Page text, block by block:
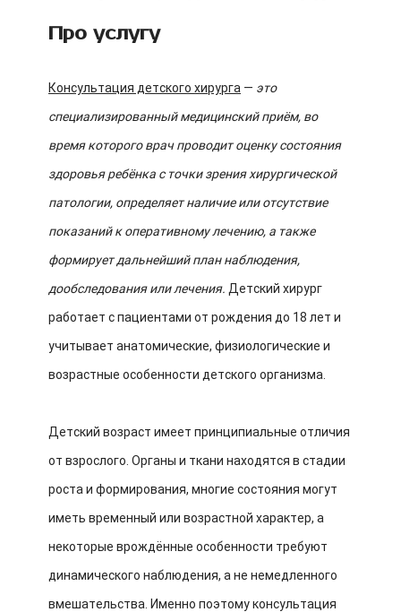
Про услугу
Консультация детского хирурга — это
специализированный медицинский приём, во
время которого врач проводит оценку состояния
здоровья ребёнка с точки зрения хирургической
патологии, определяет наличие или отсутствие
показаний к оперативному лечению, а также
формирует дальнейший план наблюдения,
дообследования или лечения. Детский хирург
работает с пациентами от рождения до 18 лет и
учитывает анатомические, физиологические и
возрастные особенности детского организма.
Детский возраст имеет принципиальные отличия
от взрослого. Органы и ткани находятся в стадии
роста и формирования, многие состояния могут
иметь временный или возрастной характер, а
некоторые врождённые особенности требуют
динамического наблюдения, а не немедленного
вмешательства. Именно поэтому консультация